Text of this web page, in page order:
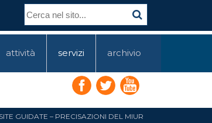
attività servizi archivio
GUIDATE – PRECISAZIONI DEL MIUR